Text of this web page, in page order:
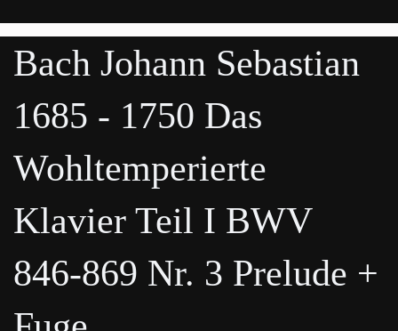
Bach Johann Sebastian
1685 - 1750 Das
Wohltemperierte
Klavier Teil I BWV
846-869 Nr. 3 Prelude +